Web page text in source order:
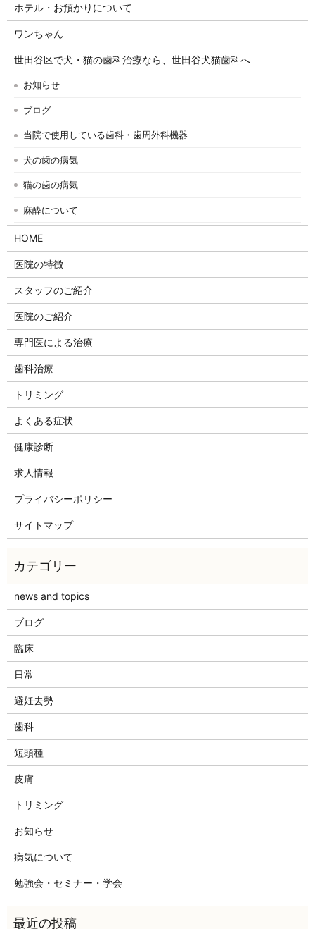
ホテル・お預かりについて
ワンちゃん
世田谷区で犬・猫の歯科治療なら、世田谷犬猫歯科へ
お知らせ
ブログ
当院で使用している歯科・歯周外科機器
犬の歯の病気
猫の歯の病気
麻酔について
HOME
医院の特徴
スタッフのご紹介
医院のご紹介
専門医による治療
歯科治療
トリミング
よくある症状
健康診断
求人情報
プライバシーポリシー
サイトマップ
news and topics
ブログ
臨床
日常
避妊去勢
歯科
短頭種
皮膚
トリミング
お知らせ
病気について
勉強会・セミナー・学会